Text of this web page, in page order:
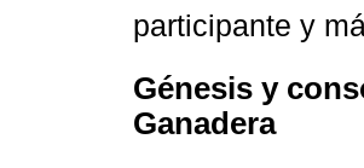
participante y
Génesis y
Ganadera